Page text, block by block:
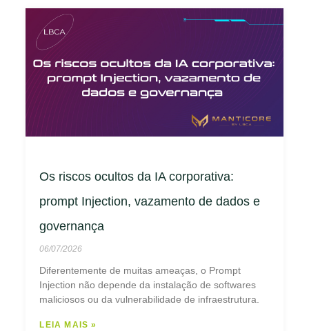
Os riscos ocultos da IA corporativa:
prompt Injection, vazamento de dados e
governança
06/07/2026
Diferentemente de muitas ameaças, o Prompt
Injection não depende da instalação de softwares
maliciosos ou da vulnerabilidade de infraestrutura.
LEIA MAIS »